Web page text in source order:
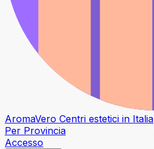
AromaVero Centri estetici in Italia
Per Provincia
Accesso